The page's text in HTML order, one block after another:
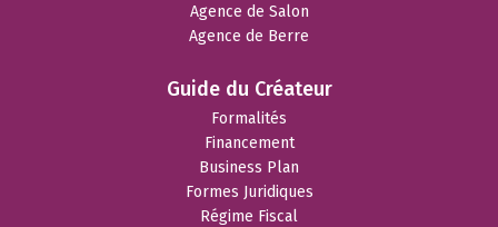
Agence de Salon
Agence de Berre
Guide du Créateur
Formalités
Financement
Business Plan
Formes Juridiques
Régime Fiscal